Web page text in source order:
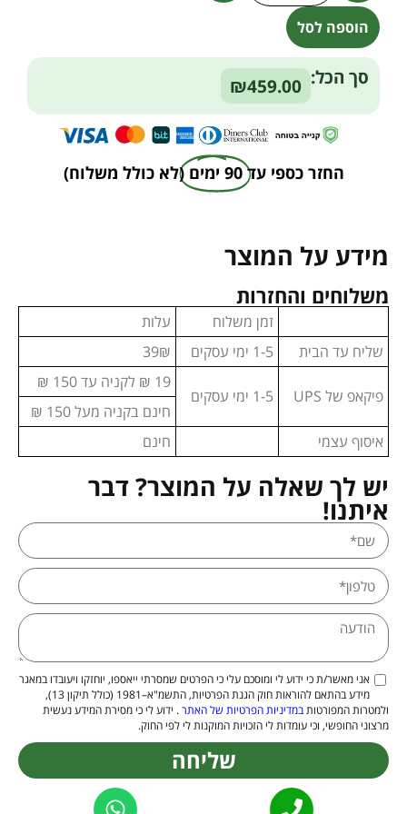
הוספה לסל
Alternative:
סך הכל: ₪459.00
החזר כספי עד 90 ימים (לא כולל משלוח)
מידע על המוצר
משלוחים והחזרות
זמן משלוח
עלות
שליח עד הבית
1-5 ימי עסקים 39₪
פיקאפ של UPS 1-5 ימי עסקים
19 ₪ לקניה עד 150 ₪
חינם בקניה מעל 150 ₪
איסוף עצמי
חינם
יש לך שאלה על המוצר? דבר
איתנו!
אני מאשר/ת כי ידוע לי ומוסכם עלי כי הפרטים שמסרתי ייאספו, יוחזקו ויעובדו במאגר
מידע בהתאם להוראות חוק הגנת הפרטיות, התשמ"א–1981 (כולל תיקון 13),
ולמטרות המפורטותבמדיניות הפרטיות של האתר. ידוע לי כי מסירת המידע נעשית
מרצוני החופשי, וכי עומדות לי הזכויות המוקנות לי לפי החוק.
שליחה